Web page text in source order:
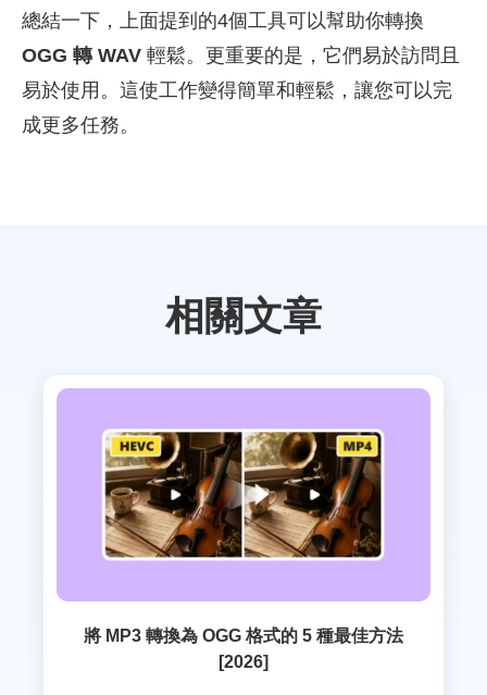
總結一下，上面提到的4個工具可以幫助你轉換
OGG 轉 WAV 輕鬆。更重要的是，它們易於訪問且
易於使用。這使工作變得簡單和輕鬆，讓您可以完
成更多任務。
相關文章
將 MP3 轉換為 OGG 格式的 5 種最佳方法
[2026]